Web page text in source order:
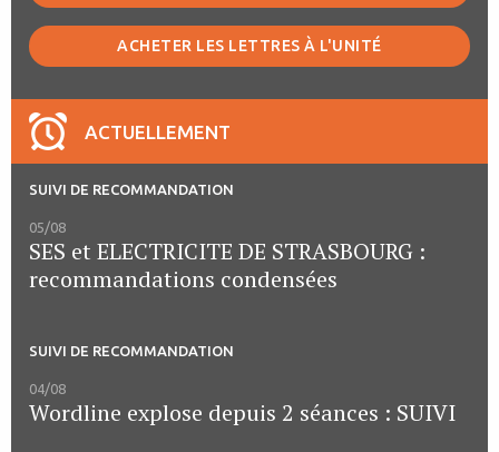
ACHETER LES LETTRES À L'UNITÉ
ACTUELLEMENT
SUIVI DE RECOMMANDATION
05/08
SES et ELECTRICITE DE STRASBOURG :
recommandations condensées
SUIVI DE RECOMMANDATION
04/08
Wordline explose depuis 2 séances : SUIVI